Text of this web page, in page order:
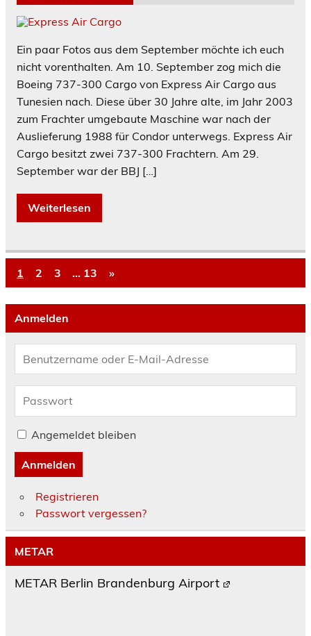
Ein paar Fotos aus dem September möchte ich euch
nicht vorenthalten. Am 10. September zog mich die
Boeing 737-300 Cargo von Express Air Cargo aus
Tunesien nach. Diese über 30 Jahre alte, im Jahr 2003
zum Frachter umgebaute Maschine war nach der
Auslieferung 1988 für Condor unterwegs. Express Air
Cargo besitzt zwei 737-300 Frachtern. Am 29.
September war der BBJ […]
Weiterlesen
1 2 3 … 13 »
Anmelden
Angemeldet bleiben
Anmelden
Registrieren
Passwort vergessen?
METAR
METAR Berlin Brandenburg Airport